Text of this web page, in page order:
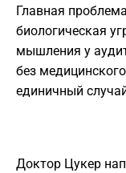
Главная
биологическая
мышления у
без
единичный
Доктор Цукер